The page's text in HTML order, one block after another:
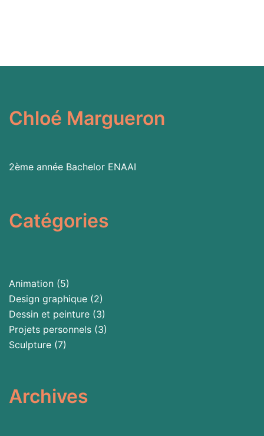
Chloé Margueron
2ème année Bachelor ENAAI
Catégories
Animation (5)
Design graphique (2)
Dessin et peinture (3)
Projets personnels (3)
Sculpture (7)
Archives